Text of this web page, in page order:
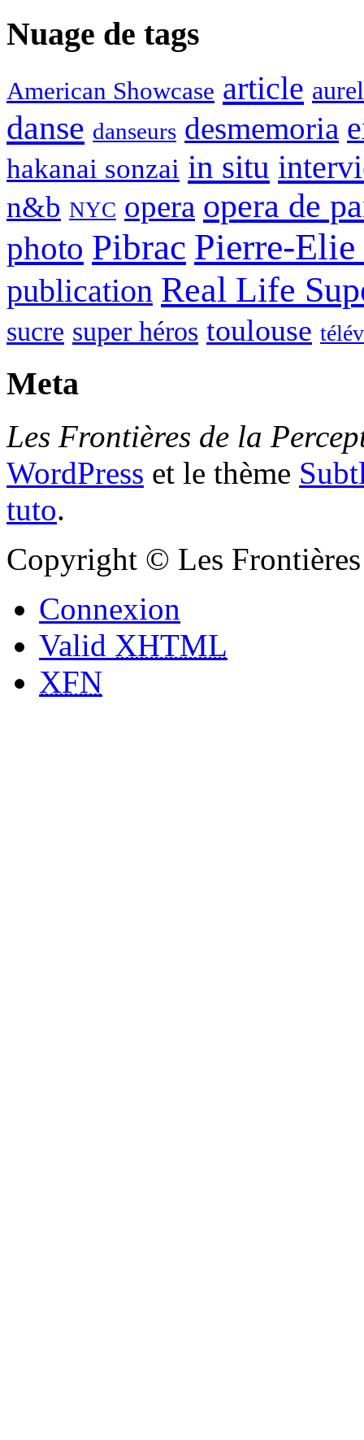
Nuage de tags
American Showcase article
danse danseurs desmemoria
hakanai sonzai in situ
n&b NYC opera opera de
photo Pibrac Pierre-Elie
publication Real Life
sucre super héros toulouse
Meta
Les Frontières de la
WordPress et le thème
tuto.
Copyright © Les
Connexion
Valid XHTML
XFN